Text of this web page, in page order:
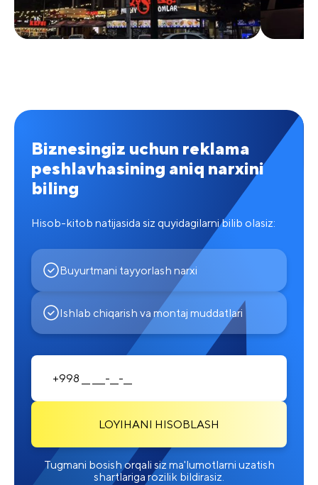
Biznesingiz uchun reklama
peshlavhasining aniq narxini
biling
Hisob-kitob natijasida siz quyidagilarni bilib olasiz:
Buyurtmani tayyorlash narxi
Ishlab chiqarish va montaj muddatlari
LOYIHANI HISOBLASH
Tugmani bosish orqali siz ma'lumotlarni uzatish
shartlariga rozilik bildirasiz.